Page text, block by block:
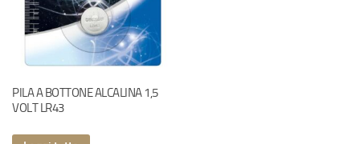
PILA A BOTTONE ALCALINA 1,5
VOLT LR43